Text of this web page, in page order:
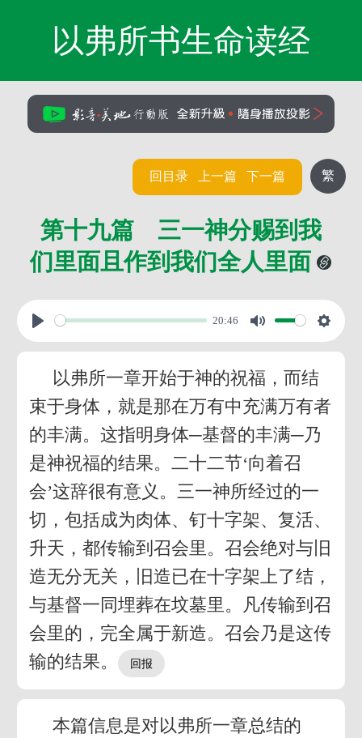
以弗所书生命读经
繁
回目录 上一篇 下一篇
第十九篇 三一神分赐到我
们里面且作到我们全人里面
20:46
以弗所一章开始于神的祝福，而结
束于身体，就是那在万有中充满万有者
的丰满。这指明身体─基督的丰满─乃
是神祝福的结果。二十二节‘向着召
会’这辞很有意义。三一神所经过的一
切，包括成为肉体、钉十字架、复活、
升天，都传输到召会里。召会绝对与旧
造无分无关，旧造已在十字架上了结，
与基督一同埋葬在坟墓里。凡传输到召
会里的，完全属于新造。召会乃是这传
输的结果。
本篇信息是对以弗所一章总结的